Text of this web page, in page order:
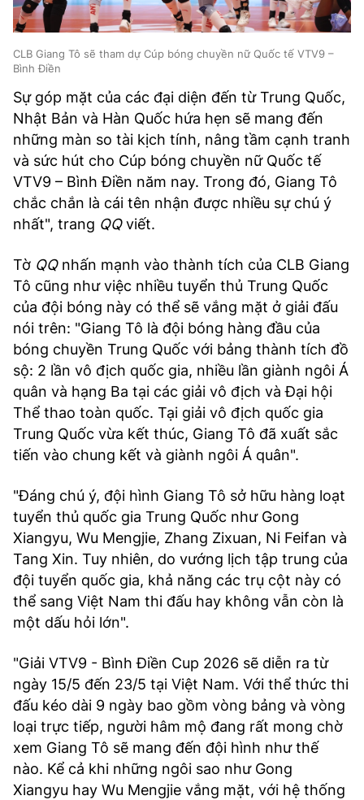
CLB Giang Tô sẽ tham dự Cúp bóng chuyền nữ Quốc tế VTV9 –
Bình Điền
Sự góp mặt của các đại diện đến từ Trung Quốc,
Nhật Bản và Hàn Quốc hứa hẹn sẽ mang đến
những màn so tài kịch tính, nâng tầm cạnh tranh
và sức hút cho Cúp bóng chuyền nữ Quốc tế
VTV9 – Bình Điền năm nay. Trong đó, Giang Tô
chắc chắn là cái tên nhận được nhiều sự chú ý
nhất", trang QQviết.
Tờ QQ nhấn mạnh vào thành tích của CLB Giang
Tô cũng như việc nhiều tuyển thủ Trung Quốc
của đội bóng này có thể sẽ vắng mặt ở giải đấu
nói trên: "Giang Tô là đội bóng hàng đầu của
bóng chuyền Trung Quốc với bảng thành tích đồ
sộ: 2 lần vô địch quốc gia, nhiều lần giành ngôi Á
quân và hạng Ba tại các giải vô địch và Đại hội
Thể thao toàn quốc. Tại giải vô địch quốc gia
Trung Quốc vừa kết thúc, Giang Tô đã xuất sắc
tiến vào chung kết và giành ngôi Á quân".
"Đáng chú ý, đội hình Giang Tô sở hữu hàng loạt
tuyển thủ quốc gia Trung Quốc như Gong
Xiangyu, Wu Mengjie, Zhang Zixuan, Ni Feifan và
Tang Xin. Tuy nhiên, do vướng lịch tập trung của
đội tuyển quốc gia, khả năng các trụ cột này có
thể sang Việt Nam thi đấu hay không vẫn còn là
một dấu hỏi lớn".
"Giải VTV9 - Bình Điền Cup 2026 sẽ diễn ra từ
ngày 15/5 đến 23/5 tại Việt Nam. Với thể thức thi
đấu kéo dài 9 ngày bao gồm vòng bảng và vòng
loại trực tiếp, người hâm mộ đang rất mong chờ
xem Giang Tô sẽ mang đến đội hình như thế
nào. Kể cả khi những ngôi sao như Gong
Xiangyu hay Wu Mengjie vắng mặt, với hệ thống